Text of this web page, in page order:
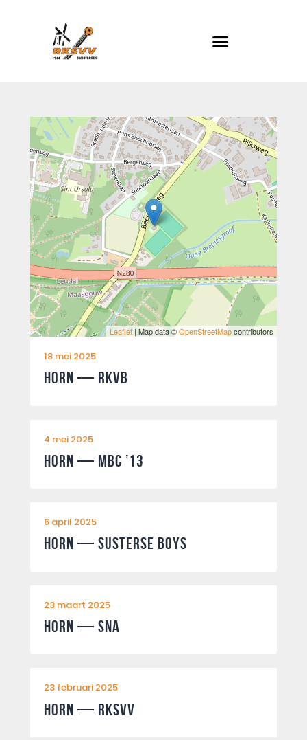
Actueel
Teams
Club info
Evenementen
Contact
Foto album
Leaflet| Map data ©OpenStreetMapcontributors
18 mei 2025
Horn — RKVB
4 mei 2025
Horn — MBC ’13
6 april 2025
Horn — Susterse boys
23 maart 2025
Horn — SNA
23 februari 2025
Horn — RKSVV